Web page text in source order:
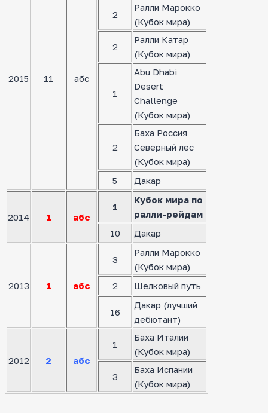
2015 11 абс
2
Ралли Марокко
(Кубок мира)
2
Ралли Катар
(Кубок мира)
1
Abu Dhabi
Desert
Challenge
(Кубок мира)
2
Баха Россия
Северный лес
(Кубок мира)
5
Дакар
2014 1 абс
1
Кубок мира по
ралли-рейдам
10
Дакар
2013 1 абс
3
Ралли Марокко
(Кубок мира)
2
Шелковый путь
16
Дакар (лучший
дебютант)
2012 2 абс
1
Баха Италии
(Кубок мира)
3
Баха Испании
(Кубок мира)